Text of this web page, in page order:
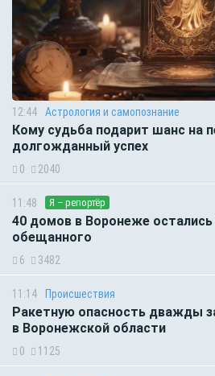
12:44 Астрология и самопознание
Кому судьба подарит шанс на
долгожданный успех
0 2040
11:48 Я – репортёр
40 домов в Воронеже
обещанного
6 3482
11:14 Происшествия
Ракетную опасность дважды
в Воронежской области
0 1125